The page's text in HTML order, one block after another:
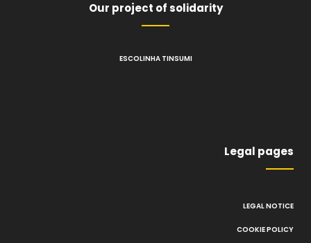
Our project of solidarity
ESCOLINHA TINSUMI
Legal pages
LEGAL NOTICE
COOKIE POLICY